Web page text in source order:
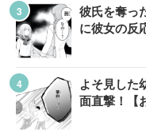
彼氏を奪っ
に彼女の反
よそ見した
面直撃！【